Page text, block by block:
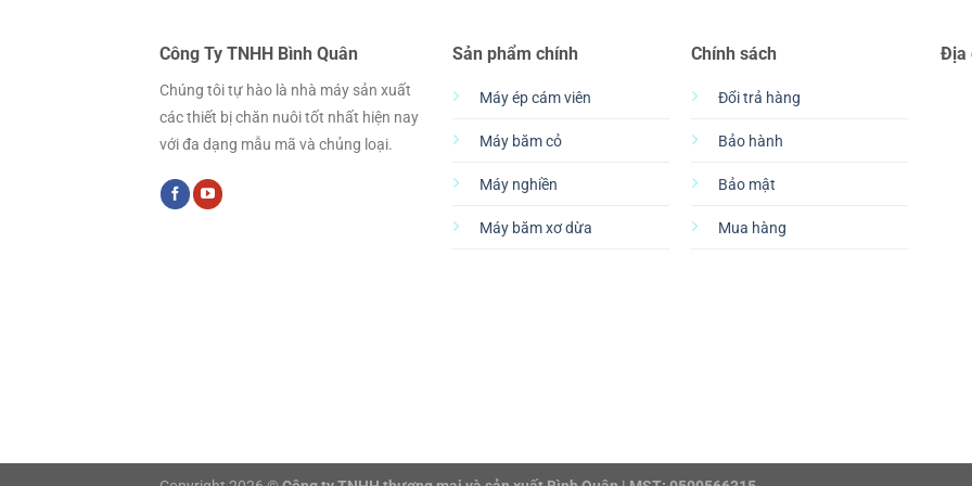
Công Ty TNHH Bình Quân
Chúng tôi tự hào là nhà máy sản xuất
các thiết bị chăn nuôi tốt nhất hiện nay
với đa dạng mẫu mã và chủng loại.
Sản phẩm chính
Máy ép cám viên
Máy băm cỏ
Máy nghiền
Máy băm xơ dừa
Chính sách
Đổi trả hàng
Bảo hành
Bảo mật
Mua hàng
Địa